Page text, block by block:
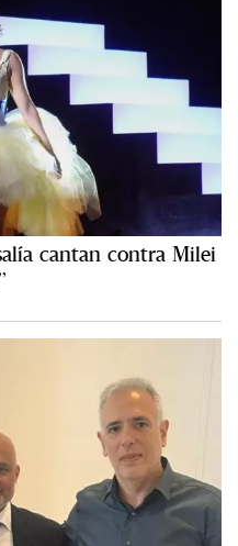
cantan contra Milei